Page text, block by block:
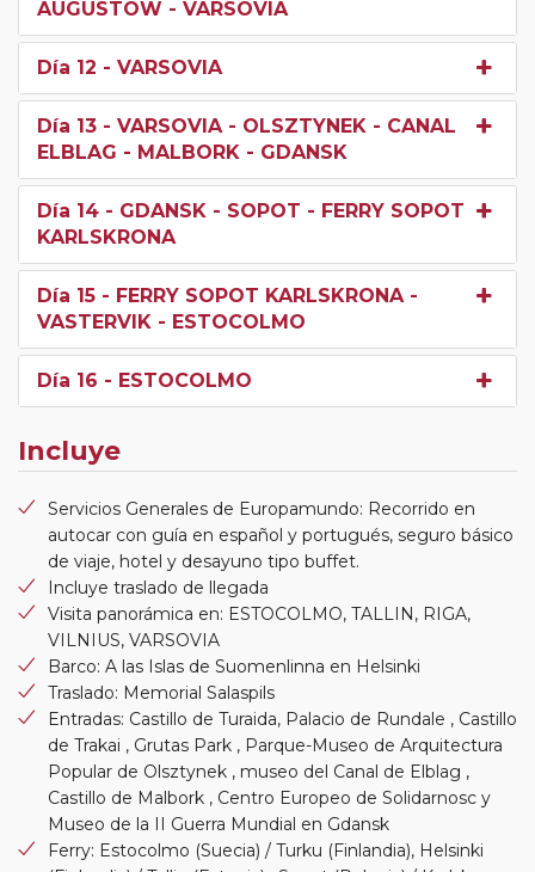
AUGUSTOW - VARSOVIA
Día 12 - VARSOVIA
Día 13 - VARSOVIA - OLSZTYNEK - CANAL
ELBLAG - MALBORK - GDANSK
Día 14 - GDANSK - SOPOT - FERRY SOPOT
KARLSKRONA
Día 15 - FERRY SOPOT KARLSKRONA -
VASTERVIK - ESTOCOLMO
Día 16 - ESTOCOLMO
Incluye
Servicios Generales de Europamundo: Recorrido en
autocar con guía en español y portugués, seguro básico
de viaje, hotel y desayuno tipo buffet.
Incluye traslado de llegada
Visita panorámica en: ESTOCOLMO, TALLIN, RIGA,
VILNIUS, VARSOVIA
Barco: A las Islas de Suomenlinna en Helsinki
Traslado: Memorial Salaspils
Entradas: Castillo de Turaida, Palacio de Rundale , Castillo
de Trakai , Grutas Park , Parque-Museo de Arquitectura
Popular de Olsztynek , museo del Canal de Elblag ,
Castillo de Malbork , Centro Europeo de Solidarnosc y
Museo de la II Guerra Mundial en Gdansk
Ferry: Estocolmo (Suecia) / Turku (Finlandia), Helsinki